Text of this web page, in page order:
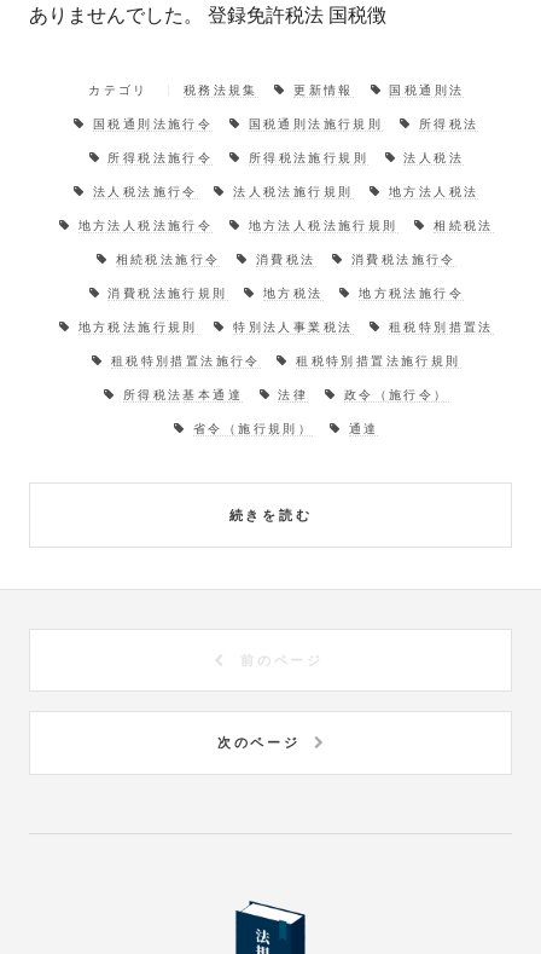
ありませんでした。 登録免許税法 国税徴
続きを読む
カテゴリ 税務法規集 更新情報 国税通則法
国税通則法施行令 国税通則法施行規則 所得税法
所得税法施行令 所得税法施行規則 法人税法
法人税法施行令 法人税法施行規則 地方法人税法
地方法人税法施行令 地方法人税法施行規則 相続税法
相続税法施行令 消費税法 消費税法施行令
消費税法施行規則 地方税法 地方税法施行令
地方税法施行規則 特別法人事業税法 租税特別措置法
租税特別措置法施行令 租税特別措置法施行規則
所得税法基本通達 法律 政令（施行令）
省令（施行規則） 通達
前のページ
次のページ